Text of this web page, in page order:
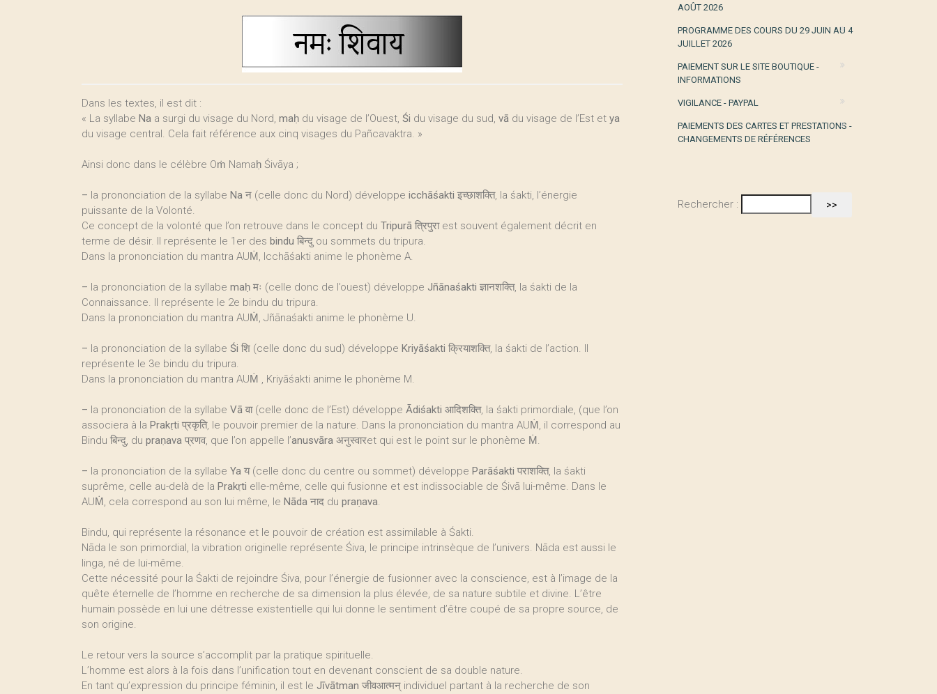
Dans les textes, il est dit :
« La syllabe Na a surgi du visage du Nord, maḥ du visage de l’Ouest, Śi du visage du sud, vā du visage de l’Est et ya
du visage central. Cela fait référence aux cinq visages du Pañcavaktra. »
Ainsi donc dans le célèbre Oṁ Namaḥ Śivāya ;
– la prononciation de la syllabe Na न (celle donc du Nord) développe icchāśakti इच्छाशक्ति, la śakti, l’énergie
puissante de la Volonté.
Ce concept de la volonté que l’on retrouve dans le concept du Tripurā त्रिपुरा est souvent également décrit en
terme de désir. Il représente le 1er des bindu बिन्दु ou sommets du tripura.
Dans la prononciation du mantra AUṀ, Icchāśakti anime le phonème A.
– la prononciation de la syllabe maḥ मः (celle donc de l’ouest) développe Jñānaśakti ज्ञानशक्ति, la śakti de la
Connaissance. Il représente le 2e bindu du tripura.
Dans la prononciation du mantra AUṀ, Jñānaśakti anime le phonème U.
– la prononciation de la syllabe Śi शि (celle donc du sud) développe Kriyāśakti क्रियाशक्ति, la śakti de l’action. Il
représente le 3e bindu du tripura.
Dans la prononciation du mantra AUṀ , Kriyāśakti anime le phonème M.
– la prononciation de la syllabe Vā वा (celle donc de l’Est) développe Ādiśakti आदिशक्ति, la śakti primordiale, (que l’on
associera à la Prakṛti प्रकृति, le pouvoir premier de la nature. Dans la prononciation du mantra AUṀ, il correspond au
Bindu बिन्दु, du praṇava प्रणव, que l’on appelle l’anusvāra अनुस्वारet qui est le point sur le phonème Ṁ.
– la prononciation de la syllabe Ya य (celle donc du centre ou sommet) développe Parāśakti पराशक्ति, la śakti
suprême, celle au-delà de la Prakṛti elle-même, celle qui fusionne et est indissociable de Śivā lui-même. Dans le
AUṀ, cela correspond au son lui même, le Nāda नाद du praṇava.
Bindu, qui représente la résonance et le pouvoir de création est assimilable à Śakti.
Nāda le son primordial, la vibration originelle représente Śiva, le principe intrinsèque de l’univers. Nāda est aussi le
linga, né de lui-même.
Cette nécessité pour la Śakti de rejoindre Śiva, pour l’énergie de fusionner avec la conscience, est à l’image de la
quête éternelle de l’homme en recherche de sa dimension la plus élevée, de sa nature subtile et divine. L’être
humain possède en lui une détresse existentielle qui lui donne le sentiment d’être coupé de sa propre source, de
son origine.
Le retour vers la source s’accomplit par la pratique spirituelle.
L’homme est alors à la fois dans l’unification tout en devenant conscient de sa double nature.
En tant qu’expression du principe féminin, il est le Jīvātman जीवआत्मन् individuel partant à la recherche de son
AOÛT 2026
PROGRAMME DES COURS DU 29 JUIN AU 4
JUILLET 2026
PAIEMENT SUR LE SITE BOUTIQUE -
INFORMATIONS
VIGILANCE - PAYPAL
PAIEMENTS DES CARTES ET PRESTATIONS -
CHANGEMENTS DE RÉFÉRENCES
Rechercher :